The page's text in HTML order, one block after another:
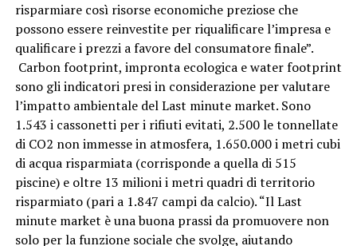
risparmiare così risorse economiche preziose che
possono essere reinvestite per riqualificare l’impresa e
qualificare i prezzi a favore del consumatore finale”.
Carbon footprint, impronta ecologica e water footprint
sono gli indicatori presi in considerazione per valutare
l’impatto ambientale del Last minute market. Sono
1.543 i cassonetti per i rifiuti evitati, 2.500 le tonnellate
di CO2 non immesse in atmosfera, 1.650.000 i metri cubi
di acqua risparmiata (corrisponde a quella di 515
piscine) e oltre 13 milioni i metri quadri di territorio
risparmiato (pari a 1.847 campi da calcio). “Il Last
minute market è una buona prassi da promuovere non
solo per la funzione sociale che svolge, aiutando